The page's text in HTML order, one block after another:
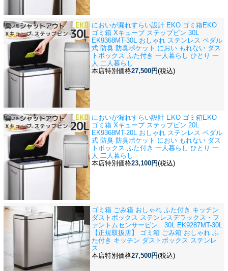
においが漏れすらい設計 EKO ゴミ箱EKO
ゴミ箱 Xキューブ ステップビン 30L
EK9368MT-30L おしゃれ ステンレス ペダル
式 防臭 防臭ポケット におい もれない ダス
トボックス ふた付き 一人暮らし ひとり 一
人 二人暮らし
本店特別価格27,500円(税込)
においが漏れすらい設計 EKO ゴミ箱EKO
ゴミ箱 Xキューブ ステップビン 20L
EK9368MT-20L おしゃれ ステンレス ペダル
式 防臭 防臭ポケット におい もれない ダス
トボックス ふた付き 一人暮らし ひとり 一
人 二人暮らし
本店特別価格23,100円(税込)
ゴミ箱 ごみ箱 おしゃれ ふた付き キッチン
ダストボックス ステンレスデラックス・フ
ァントムセンサービン 30L EK9287MT-30L
【正規取扱店】 ゴミ箱 ごみ箱 おしゃれ ふ
た付き キッチン ダストボックス ステンレ
ス
本店特別価格27,500円(税込)